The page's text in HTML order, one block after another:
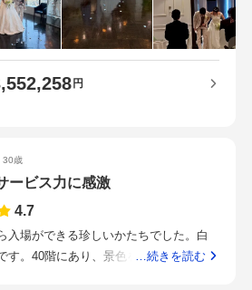
分ゲストとの距離が近いと感じまし
すが、テーブルコーディネイトで好き
います。・衣装新郎・新婦ともに衣装
、その分お金はかかったかなと思いま
持ち込み費用は特に掛からなかったの
場で頼む場合の半額ほどにはできたか
から大変好評でした。余興はしなかっ
ッティングサービスのあるコースにし
含めて喜んでもらえたと思います。jr・
円
30歳
ービス力に感激
4.7
入場ができる珍しいかたちでした。白
す。40階にあり、景色を一望できるの
…続きを読む